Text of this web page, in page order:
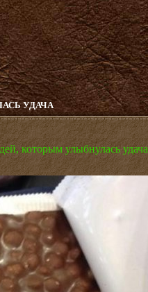
УДАЧА
которым улыбнулась удача